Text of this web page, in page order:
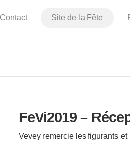
Contact Site de la Fête
FeVi2019 –
Vevey remercie les figurants